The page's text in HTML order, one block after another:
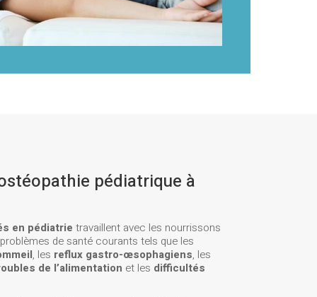
pédiatrique à
en pédiatrie travaillent avec les nourrissons
de santé courants tels que les
, les reflux gastro-œsophagiens, les
de l’alimentation et les difficultés